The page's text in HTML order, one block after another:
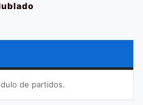
de partidos.